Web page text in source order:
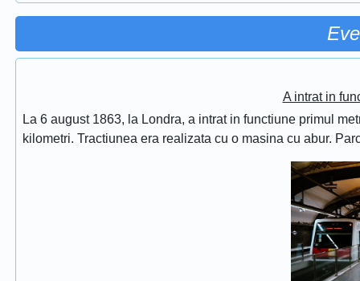
A intrat in
La 6 august 1863, la Londra, a intrat in functiune primul
kilometri. Tractiunea era realizata cu o masina cu abur.